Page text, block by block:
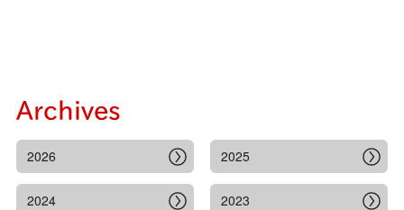
Archives
2026 2025
2024 2023